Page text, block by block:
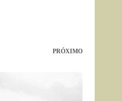
PRÓXIMO